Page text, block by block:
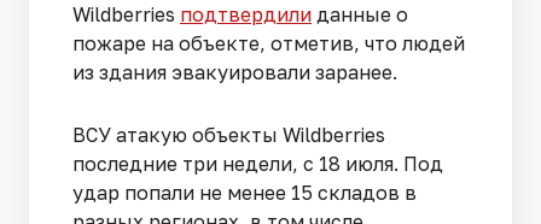
Wildberries подтвердили данные о
пожаре на объекте, отметив, что людей
из здания эвакуировали заранее.
ВСУ атакую объекты Wildberries
последние три недели, с 18 июля. Под
удар попали не менее 15 складов в